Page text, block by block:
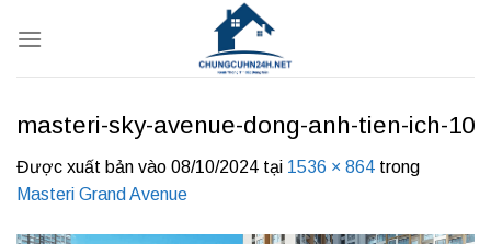
qua
masteri-sky-avenue-dong-anh-tien-ich-10
Được xuất bản vào 08/10/2024 tại 1536 × 864 trong
Masteri Grand Avenue